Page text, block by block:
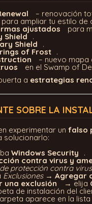
– renovación
para ampliar tu estilo de
ajustados para
Shield .
Shield .
of Frost .
– nuevo mapa
en el Swamp of
a estrategias
SOBRE LA
experimentar un falso
solucionarlo:
Windows Security .
contra virus y
protección contra
Exclusiones→ Agregar
una exclusión → elija
de instalación del
aparece en la